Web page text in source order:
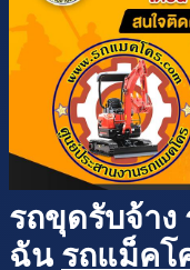
รถขุดรับจ้าง
ฉัน รถแม็คโ